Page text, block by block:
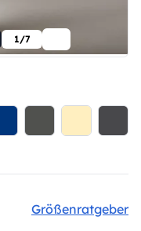
1/7
Größenratgeber